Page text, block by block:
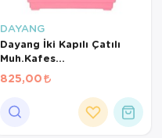
DAYANG
Dayang İki Kapılı Çatılı
Muh.Kafes
Renk.35X28X46
825,00